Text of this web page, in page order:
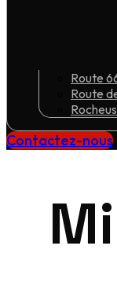
Route
Route
Contactez-nous